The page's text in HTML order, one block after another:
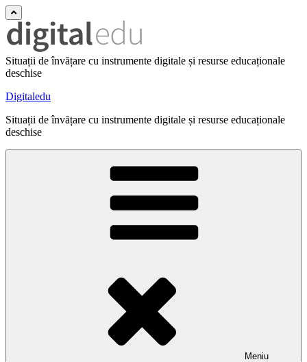
Situații de învățare cu instrumente digitale și resurse educaționale
deschise
Digitaledu
Situații de învățare cu instrumente digitale și resurse educaționale
deschise
Meniu